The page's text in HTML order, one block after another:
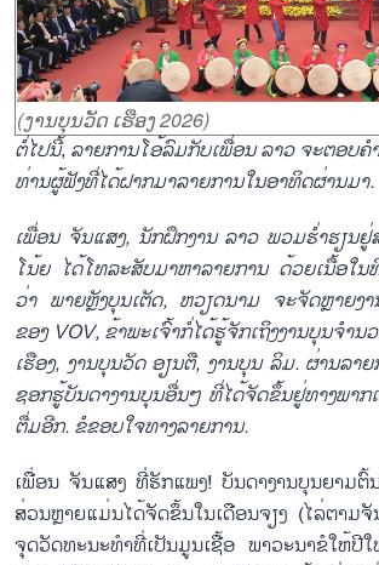
(ງານບຸນວັດ ເຮືອງ 2026)
ຕໍ່ໄປນີ້, ລາຍການໂອ້ລົມກັບເພື່ອນລາວ ຈະຕອບຄ
ທ່ານຜູ້ຟັງທີ່ໄດ້ຝາກມາລາຍການໃນອາທິດຜ່ານມາ.
ເພື່ອນ ຈັນແສງ, ນັກຝຶກງານ ລາວ ພວມຮ່ຳຮຽນຢູ່
ໂນ້ຍ ໄດ້ໂທລະສັບມາຫາລາຍການ ດ້ວຍເນື້ອໃນ
ວ່າ ພາຍຫຼັງບຸນເຕັດ, ຫວຽດນາມ ຈະຈັດຫຼາຍງ
ຂອງ VOV, ຂ້າພະເຈົ້າກໍ່ໄດ້ຮູ້ຈັກເຖິງງານບຸນຈຳ
ເຮືອງ, ງານບຸນວັດ ອຽນຕື, ງານບຸນ ລິມ. ຜ່ານລາ
ຊອກຮູ້ບັນດາງານບຸນອື່ນໆ ທີ່ໄດ້ຈັດຂຶ້ນຢູ່ທາງພາ
ຕື່ມອີກ. ຂໍຂອບໃຈທາງລາຍການ.
ເພື່ອນ ຈັນແສງ ທີ່ຮັກແພງ! ບັນດາງານບຸນຍາມ
ສ່ວນຫຼາຍແມ່ນໄດ້ຈັດຂຶ້ນໃນເດືອນຈຽງ (ໄລ່ຕາມ
ຈຸດວັດທະນະທຳທີ່ເປັນມູນເຊື້ອ ພາວະນາຂໍໃຫ້ປີ